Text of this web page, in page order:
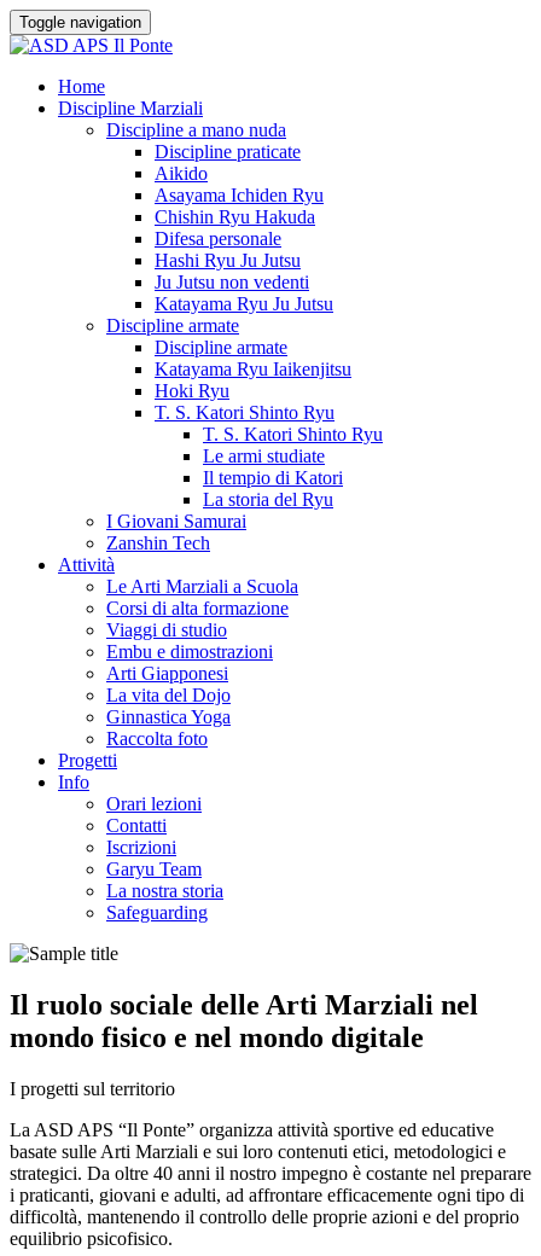
Toggle navigation
Home
Discipline Marziali
Discipline a mano nuda
Discipline praticate
Aikido
Asayama Ichiden Ryu
Chishin Ryu Hakuda
Difesa personale
Hashi Ryu Ju Jutsu
Ju Jutsu non vedenti
Katayama Ryu Ju Jutsu
Discipline armate
Discipline armate
Katayama Ryu Iaikenjitsu
Hoki Ryu
T. S. Katori Shinto Ryu
T. S. Katori Shinto Ryu
Le armi studiate
Il tempio di Katori
La storia del Ryu
I Giovani Samurai
Zanshin Tech
Attività
Le Arti Marziali a Scuola
Corsi di alta formazione
Viaggi di studio
Embu e dimostrazioni
Arti Giapponesi
La vita del Dojo
Ginnastica Yoga
Raccolta foto
Progetti
Info
Orari lezioni
Contatti
Iscrizioni
Garyu Team
La nostra storia
Safeguarding
Il ruolo sociale delle Arti Marziali nel
mondo fisico e nel mondo digitale
I progetti sul territorio
La ASD APS “Il Ponte” organizza attività sportive ed educative
basate sulle Arti Marziali e sui loro contenuti etici, metodologici e
strategici. Da oltre 40 anni il nostro impegno è costante nel preparare
i praticanti, giovani e adulti, ad affrontare efficacemente ogni tipo di
difficoltà, mantenendo il controllo delle proprie azioni e del proprio
equilibrio psicofisico.